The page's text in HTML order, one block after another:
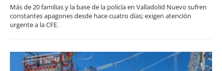
Más de 20 familias y la base de la policía en Valladolid Nuevo sufren
constantes apagones desde hace cuatro días; exigen atención
urgente a la CFE.